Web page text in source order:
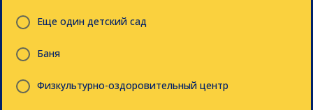
Еще один детский сад
Баня
Физкультурно-оздоровительный центр